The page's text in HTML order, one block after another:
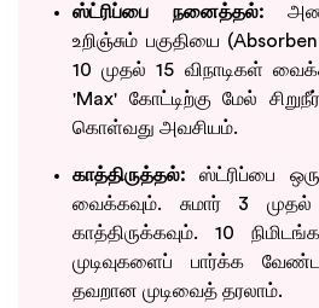
ஸ்ட்ரிப்பை நனைத்தல்:
உறிஞ்சும் பகுதியை
10 முதல் 15 விநாடிகள்
'Max' கோட்டிற்கு மேல்
கொள்வது அவசியம்.
காத்திருத்தல்: ஸ்ட்ரிப்பை
வைக்கவும். சுமார் 3
காத்திருக்கவும். 10
முடிவுகளைப் பார்க்க
தவறான முடிவைத் தரலாம்.